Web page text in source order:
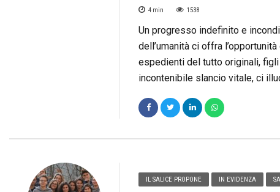
4 min 1538
Un progresso indefinito e
dell’umanità ci offra
espedienti del tutto originali,
incontenibile slancio vitale, ci
IL SALICE PROPONE IN EVIDENZA